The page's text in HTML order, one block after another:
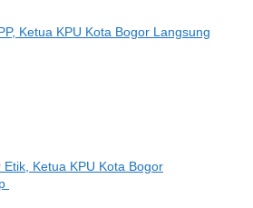
Ketua KPU Kota Bogor Langsung
Ketua KPU Kota Bogor